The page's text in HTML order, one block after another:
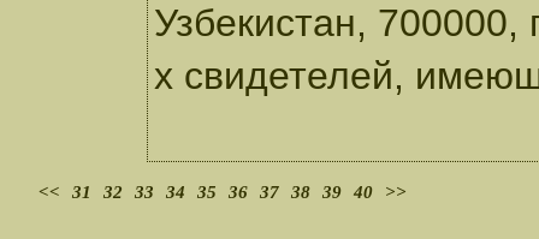
Узбекистан, 700000,
х свидетелей,
<< 31 32 33 34 35 36 37 38 39 40 >>